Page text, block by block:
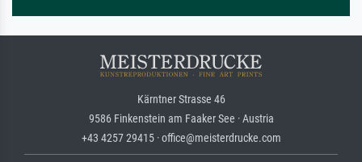
Kärntner Strasse 46
9586 Finkenstein am Faaker See · Austria
+43 4257 29415 · office@meisterdrucke.com